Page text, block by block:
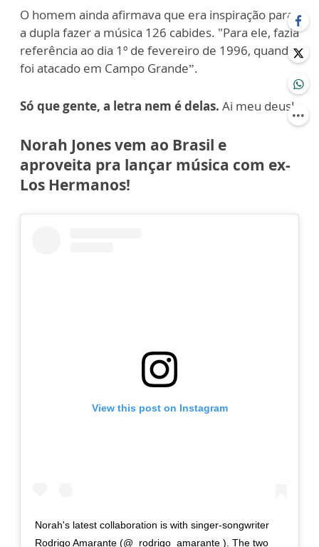
O homem ainda afirmava que era inspiração para
a dupla fazer a música 126 cabides. "Para ele, fazia
referência ao dia 1º de fevereiro de 1996, quando
foi atacado em Campo Grande”.
Só que gente, a letra nem é delas. Ai meu deus!
Norah Jones vem ao Brasil e
aproveita pra lançar música com ex-
Los Hermanos!
View this post on Instagram
Norah's latest collaboration is with singer-songwriter
Rodrigo Amarante (@_rodrigo_amarante ). The two